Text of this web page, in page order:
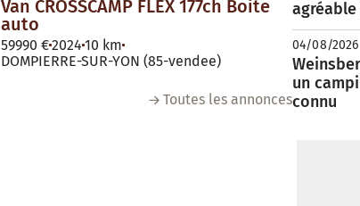
Van CROSSCAMP FLEX 177ch Boite
auto
59990 €2024 10 km
DOMPIERRE-SUR-YON (85-vendee)
Toutes les annonces
04/08/2026
un
connu